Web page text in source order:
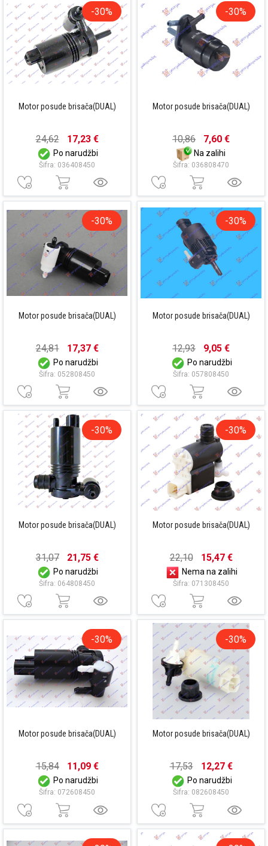
-30%
Motor posude brisača(DUAL)
24,62 17,23 €
Po narudžbi
Šifra: 036408450
-30%
Motor posude brisača(DUAL)
10,86 7,60 €
Na zalihi
Šifra: 036808470
-30%
Motor posude brisača(DUAL)
24,81 17,37 €
Po narudžbi
Šifra: 052808450
-30%
Motor posude brisača(DUAL)
12,93 9,05 €
Po narudžbi
Šifra: 057808450
-30%
Motor posude brisača(DUAL)
31,07 21,75 €
Po narudžbi
Šifra: 064808450
-30%
Motor posude brisača(DUAL)
22,10 15,47 €
Nema na zalihi
Šifra: 071308450
-30%
Motor posude brisača(DUAL)
15,84 11,09 €
Po narudžbi
Šifra: 072608450
-30%
Motor posude brisača(DUAL)
17,53 12,27 €
Po narudžbi
Šifra: 082608450